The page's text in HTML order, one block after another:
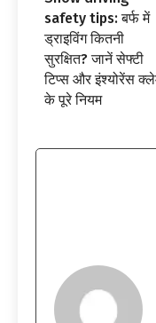
safety tips: बर्फ में
ड्राइविंग कितनी
सुरक्षित? जानें सेफ्टी
टिप्स और इंश्योरेंस
के पूरे नियम